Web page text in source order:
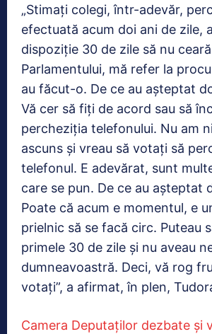
„Stimaţi colegi, într-adevăr,
efectuată acum doi ani de zile,
dispoziţie 30 de zile să nu
Parlamentului, mă refer la
au făcut-o. De ce au aşteptat
Vă cer să fiţi de acord sau să
percheziţia telefonului. Nu am
ascuns şi vreau să votaţi să
telefonul. E adevărat, sunt
care se pun. De ce au aşteptat
Poate că acum e momentul, e
prielnic să se facă circ. Puteau
primele 30 de zile şi nu aveau
dumneavoastră. Deci, vă rog
votaţi”, a afirmat, în plen,
Camera Deputaţilor dezbate şi